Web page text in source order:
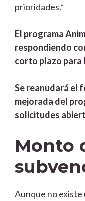
prioridades.*
El programa
respondiendo
corto plazo para
Se reanudará el
mejorada del
solicitudes
Monto
Aunque no existe